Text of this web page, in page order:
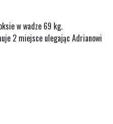
w wadze 69 kg.
2 miejsce ulegając Adrianowi